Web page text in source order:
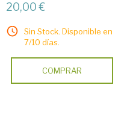
20,00 €
Sin Stock. Disponible en
7/10 días.
COMPRAR